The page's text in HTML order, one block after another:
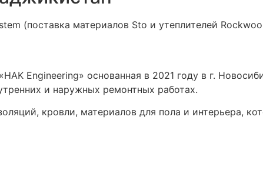
(поставка материалов Sto и утеплителей
Engineering» основанная в 2021 году в г.
и наружных ремонтных работах.
кровли, материалов для пола и интерьера,